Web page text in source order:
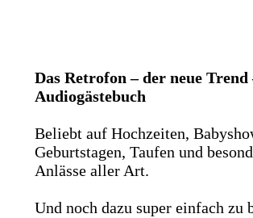
Das Retrofon – der neue Trend
Audiogästebuch
Beliebt auf Hochzeiten,
Geburtstagen, Taufen und
Anlässe aller Art.
Und noch dazu super einfach zu